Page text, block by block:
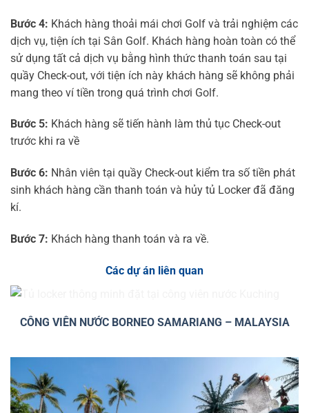
Bước 4: Khách hàng thoải mái chơi Golf và trải nghiệm các
dịch vụ, tiện ích tại Sân Golf. Khách hàng hoàn toàn có thể
sử dụng tất cả dịch vụ bằng hình thức thanh toán sau tại
quầy Check-out, với tiện ích này khách hàng sẽ không phải
mang theo ví tiền trong quá trình chơi Golf.
Bước 5: Khách hàng sẽ tiến hành làm thủ tục Check-out
trước khi ra về
Bước 6: Nhân viên tại quầy Check-out kiểm tra số tiền phát
sinh khách hàng cần thanh toán và hủy tủ Locker đã đăng
kí.
Bước 7: Khách hàng thanh toán và ra về.
Các dự án liên quan
CÔNG VIÊN NƯỚC BORNEO SAMARIANG – MALAYSIA